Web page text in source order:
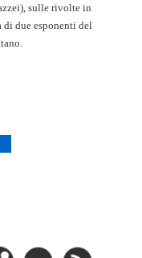
sulle rivolte in
di due esponenti del